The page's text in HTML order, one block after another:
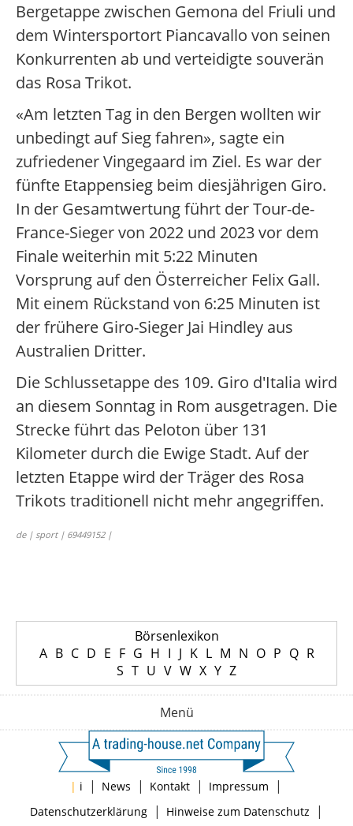
Bergetappe zwischen Gemona del Friuli und
dem Wintersportort Piancavallo von seinen
Konkurrenten ab und verteidigte souverän
das Rosa Trikot.
«Am letzten Tag in den Bergen wollten wir
unbedingt auf Sieg fahren», sagte ein
zufriedener Vingegaard im Ziel. Es war der
fünfte Etappensieg beim diesjährigen Giro.
In der Gesamtwertung führt der Tour-de-
France-Sieger von 2022 und 2023 vor dem
Finale weiterhin mit 5:22 Minuten
Vorsprung auf den Österreicher Felix Gall.
Mit einem Rückstand von 6:25 Minuten ist
der frühere Giro-Sieger Jai Hindley aus
Australien Dritter.
Die Schlussetappe des 109. Giro d'Italia wird
an diesem Sonntag in Rom ausgetragen. Die
Strecke führt das Peloton über 131
Kilometer durch die Ewige Stadt. Auf der
letzten Etappe wird der Träger des Rosa
Trikots traditionell nicht mehr angegriffen.
de | sport | 69449152 |
Börsenlexikon
A B C D E F G H I J K L M N O P Q R
S T U V W X Y Z
Menü
| i | News | Kontakt | Impressum |
Datenschutzerklärung| Hinweise zum Datenschutz |